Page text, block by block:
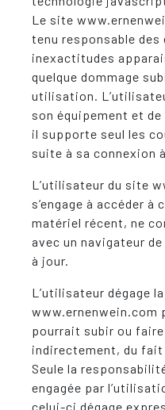
Le site
tenu responsable
inexactitudes
quelque dommage
utilisation.
son équipement et
il supporte seul les
suite à sa connexion
L’utilisateur du site
s’engage à accéder
matériel récent, ne
avec un navigateur
à jour.
L’utilisateur dégage
www.ernenwein.com
pourrait subir ou
indirectement, du
Seule la
engagée par
celui-ci dégage